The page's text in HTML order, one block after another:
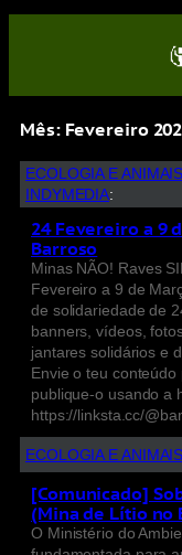
Mês: Fevereiro
ECOLOGIA E ANIMAIS
INDYMEDIA:
24 Fevereiro a 9
Barroso
Minas NÃO! Raves
Fevereiro a 9 de
de solidariedade de
banners, vídeos,
jantares solidários e
Envie o teu
publique-o usando a
https://linksta.cc/
ECOLOGIA E ANIMAIS
[Comunicado]
(Mina de Lítio no
O Ministério do